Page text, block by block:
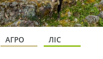
АГРО ЛІС